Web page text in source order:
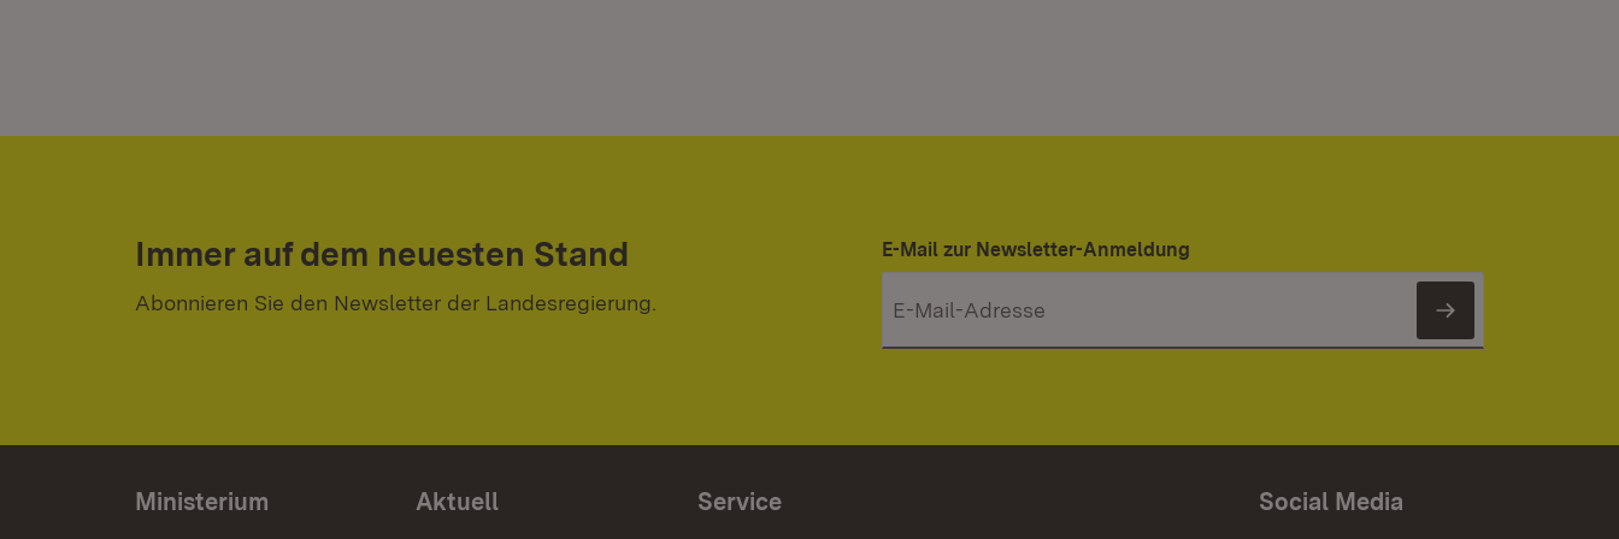
Immer auf dem neuesten Stand
Abonnieren Sie den Newsletter der Landesregierung.
E-Mail zur Newsletter-Anmeldung
Newsletter
Ministerium Aktuell Service Social Media